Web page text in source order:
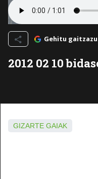
Gehitu
2012 02 10
GIZARTE GAIAK